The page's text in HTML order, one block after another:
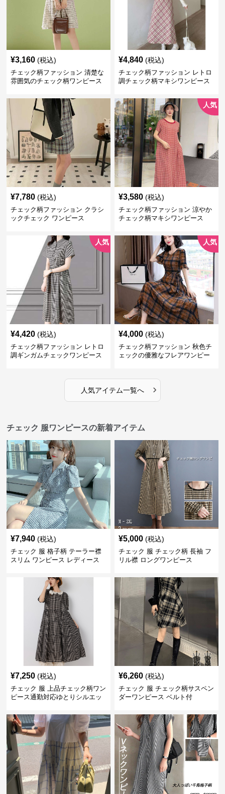
¥3,160 (税込)
チェック柄ファッション 清楚な
雰囲気のチェック柄ワンピース
¥4,840 (税込)
チェック柄ファッション レトロ
調チェック柄マキシワンピース
¥7,780 (税込)
チェック柄ファッション クラシ
ックチェック ワンピース
人気
¥3,580 (税込)
チェック柄ファッション 涼やか
チェック柄マキシワンピース
人気
¥4,420 (税込)
チェック柄ファッション レトロ
調ギンガムチェックワンピース
人気
¥4,000 (税込)
チェック柄ファッション 秋色チ
ェックの優雅なフレアワンピー
人気アイテム一覧へ ›
チェック 服ワンピースの新着アイテム
¥7,940 (税込)
チェック 服 格子柄 テーラー襟
スリム ワンピース レディース
¥5,000 (税込)
チェック 服 チェック柄 長袖 フ
リル襟 ロングワンピース
¥7,250 (税込)
チェック 服 上品チェック柄ワン
ピース通勤対応ゆとりシルエッ
¥6,260 (税込)
チェック 服 チェック柄サスペン
ダーワンピース ベルト付